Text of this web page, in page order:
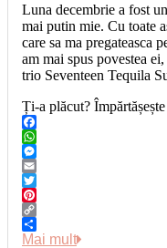
Luna decembrie a fost
mai putin mie. Cu toate
care sa ma pregateasca
am mai spus povestea
trio Seventeen Tequila
Ți-a plăcut?
Facebook
WhatsApp
Messenger
Email
Twitter
Pinterest
Copy
Link
Share
Mai mult